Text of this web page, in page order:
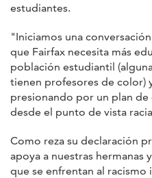
estudiantes.
"Iniciamos una
que Fairfax necesita más
población estudiantil
tienen profesores de color)
presionando por un plan
desde el punto de vista
Como reza su declaración
apoya a nuestras hermanas
que se enfrentan al